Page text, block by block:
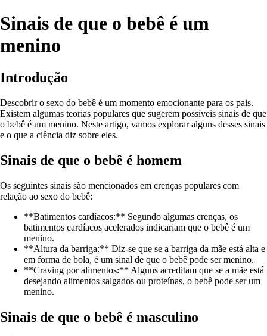
Sinais de que o bebê é um
menino
Introdução
Descobrir o sexo do bebê é um momento emocionante para os pais.
Existem algumas teorias populares que sugerem possíveis sinais de que
o bebê é um menino. Neste artigo, vamos explorar alguns desses sinais
e o que a ciência diz sobre eles.
Sinais de que o bebê é homem
Os seguintes sinais são mencionados em crenças populares com
relação ao sexo do bebê:
**Batimentos cardíacos:** Segundo algumas crenças, os
batimentos cardíacos acelerados indicariam que o bebê é um
menino.
**Altura da barriga:** Diz-se que se a barriga da mãe está alta e
em forma de bola, é um sinal de que o bebê pode ser menino.
**Craving por alimentos:** Alguns acreditam que se a mãe está
desejando alimentos salgados ou proteínas, o bebê pode ser um
menino.
Sinais de que o bebê é masculino